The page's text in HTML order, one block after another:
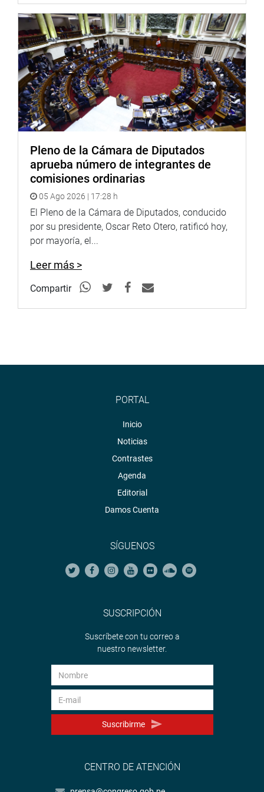
Finalmente, la congresista Mará Teresa Céspedes
Cárdenas (Frepap) expuso el PL 7253/2020-CR por el que
se propone una Ley que declara de interés nacional y
necesidad pública la creación del distrito de Pampamarca
en la provincia de Lucanas, departamento de Ayacucho.
Lima, 30 de marzo de 2021
PRENSA-CONGRESO
Pleno de la Cámara de Diputados
aprueba número de integrantes de
comisiones ordinarias
05 Ago 2026 | 17:28 h
El Pleno de la Cámara de Diputados, conducido
por su presidente, Oscar Reto Otero, ratificó hoy,
por mayoría, el...
Leer más >
Compartir
PORTAL
Inicio
Noticias
Contrastes
Agenda
Editorial
Damos Cuenta
SÍGUENOS
SUSCRIPCIÓN
Suscríbete con tu correo a
nuestro newsletter.
Suscribirme
CENTRO DE ATENCIÓN